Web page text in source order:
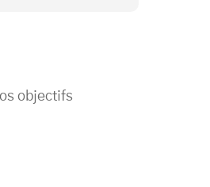
objectifs